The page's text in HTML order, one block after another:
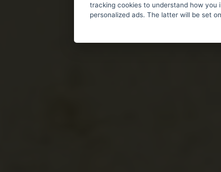
tracking cookies to understand how
personalized ads. The latter will be set